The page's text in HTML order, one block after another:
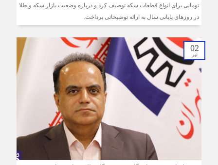
تومانی برای انواع قطعات سکه توصیف کرد و درباره وضعیت بازار سکه و طلا
در روزهای پایانی سال به ارائه توضیحاتی پرداخت.
02
تیر